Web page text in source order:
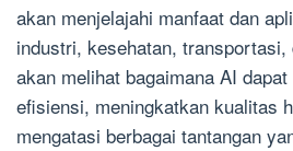
akan menjelajahi manfaat dan
industri, kesehatan,
akan melihat bagaimana AI
efisiensi, meningkatkan kualitas
mengatasi berbagai tantangan